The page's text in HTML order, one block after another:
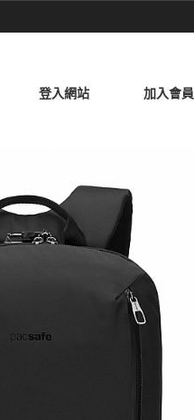
登入網站 加入會員